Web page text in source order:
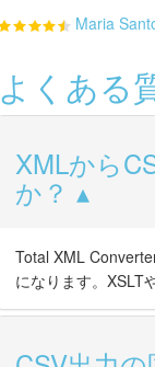
Maria
よくある
XMLから
か？
Total XML
になります。XSLT